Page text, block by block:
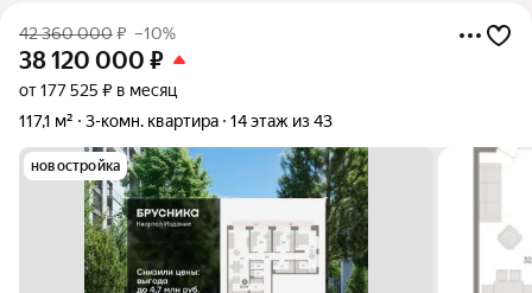
42 360 000₽ –10%
38 120 000 ₽
от 177 525 ₽ в месяц
117,1 м²
3-комн. квартира 14 этаж из 43
новостройка